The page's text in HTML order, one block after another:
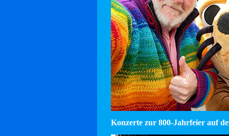
Konzerte zur 800-Jahrfeier auf